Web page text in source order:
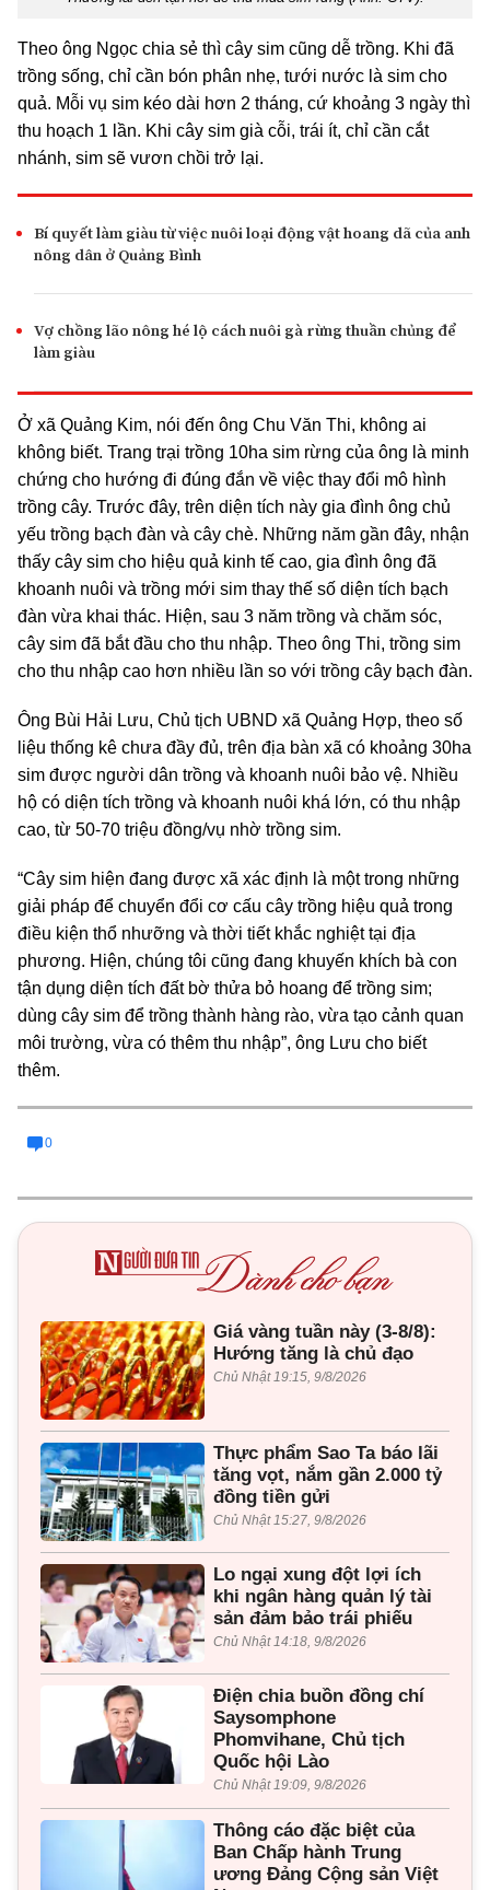
Theo ông Ngọc chia sẻ thì cây sim cũng dễ trồng. Khi đã
trồng sống, chỉ cần bón phân nhẹ, tưới nước là sim cho
quả. Mỗi vụ sim kéo dài hơn 2 tháng, cứ khoảng 3 ngày thì
thu hoạch 1 lần. Khi cây sim già cỗi, trái ít, chỉ cần cắt
nhánh, sim sẽ vươn chồi trở lại.
Bí quyết làm giàu từ việc nuôi loại động vật hoang dã của anh
nông dân ở Quảng Bình
Vợ chồng lão nông hé lộ cách nuôi gà rừng thuần chủng để
làm giàu
Ở xã Quảng Kim, nói đến ông Chu Văn Thi, không ai
không biết. Trang trại trồng 10ha sim rừng của ông là minh
chứng cho hướng đi đúng đắn về việc thay đổi mô hình
trồng cây. Trước đây, trên diện tích này gia đình ông chủ
yếu trồng bạch đàn và cây chè. Những năm gần đây, nhận
thấy cây sim cho hiệu quả kinh tế cao, gia đình ông đã
khoanh nuôi và trồng mới sim thay thế số diện tích bạch
đàn vừa khai thác. Hiện, sau 3 năm trồng và chăm sóc,
cây sim đã bắt đầu cho thu nhập. Theo ông Thi, trồng sim
cho thu nhập cao hơn nhiều lần so với trồng cây bạch đàn.
Ông Bùi Hải Lưu, Chủ tịch UBND xã Quảng Hợp, theo số
liệu thống kê chưa đầy đủ, trên địa bàn xã có khoảng 30ha
sim được người dân trồng và khoanh nuôi bảo vệ. Nhiều
hộ có diện tích trồng và khoanh nuôi khá lớn, có thu nhập
cao, từ 50-70 triệu đồng/vụ nhờ trồng sim.
“Cây sim hiện đang được xã xác định là một trong những
giải pháp để chuyển đổi cơ cấu cây trồng hiệu quả trong
điều kiện thổ nhưỡng và thời tiết khắc nghiệt tại địa
phương. Hiện, chúng tôi cũng đang khuyến khích bà con
tận dụng diện tích đất bờ thửa bỏ hoang để trồng sim;
dùng cây sim để trồng thành hàng rào, vừa tạo cảnh quan
môi trường, vừa có thêm thu nhập”, ông Lưu cho biết
thêm.
0
Giá vàng tuần này (3-8/8):
Hướng tăng là chủ đạo
Chủ Nhật 19:15, 9/8/2026
Thực phẩm Sao Ta báo lãi
tăng vọt, nắm gần 2.000 tỷ
đồng tiền gửi
Chủ Nhật 15:27, 9/8/2026
Lo ngại xung đột lợi ích
khi ngân hàng quản lý tài
sản đảm bảo trái phiếu
Chủ Nhật 14:18, 9/8/2026
Điện chia buồn đồng chí
Saysomphone
Phomvihane, Chủ tịch
Quốc hội Lào
Chủ Nhật 19:09, 9/8/2026
Thông cáo đặc biệt của
Ban Chấp hành Trung
ương Đảng Cộng sản Việt